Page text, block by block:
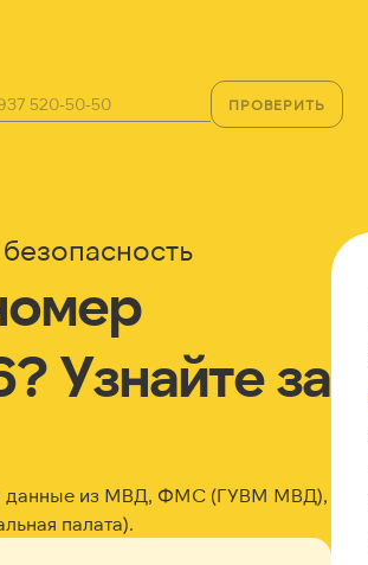
ПРОВЕРИТЬ
Узнайте за
данные из МВД, ФМС (ГУВМ МВД),
палата).